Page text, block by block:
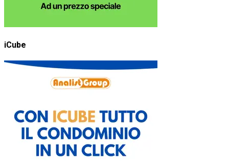
iCube